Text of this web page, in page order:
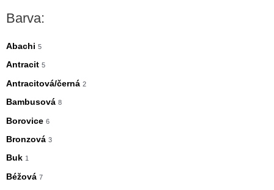
Barva:
Abachi 5
Antracit 5
Antracitová/černá 2
Bambusová 8
Borovice 6
Bronzová 3
Buk 1
Béžová 7